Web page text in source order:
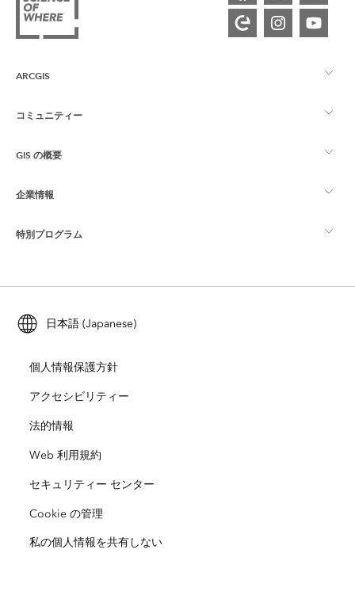
ARCGIS
ArcGIS の概要
マッピング
Esri ストア
コミュニティー
Esri Community
ArcGIS ブログ
ユーザー調査およびテスト
Esri Young Professionals Network
GIS の概要
GIS とは
ロケーション インテリジェンス
トレーニング
ArcUser
ArcNews
ArcWatch
Esri Press
Esri ビデオ
企業情報
Esri について
採用情報
オープンビジョン
企業行動規範
サイトマップ
特別プログラム
ArcGIS for Student Use
自然保護
教育機関
人種的平等
日本語 (Japanese)
個人情報保護方針
アクセシビリティー
法的情報
Web 利用規約
セキュリティー センター
Cookie の管理
私の個人情報を共有しない